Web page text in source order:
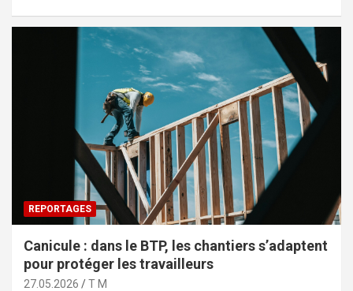
REPORTAGES
Canicule : dans le BTP, les chantiers s’adaptent
pour protéger les travailleurs
27.05.2026 T M